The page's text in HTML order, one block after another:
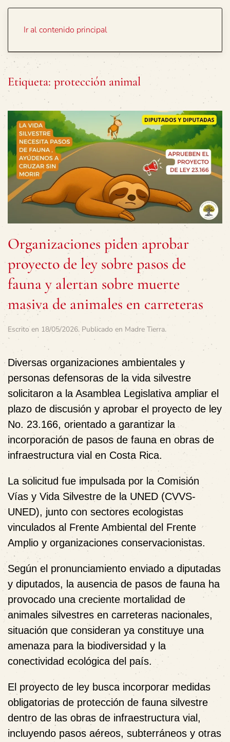
Ir al contenido principal
Etiqueta: protección animal
Organizaciones piden aprobar
proyecto de ley sobre pasos de
fauna y alertan sobre muerte
masiva de animales en carreteras
Escrito en 18/05/2026. Publicado en Madre Tierra.
Diversas organizaciones ambientales y
personas defensoras de la vida silvestre
solicitaron a la Asamblea Legislativa ampliar el
plazo de discusión y aprobar el proyecto de ley
No. 23.166, orientado a garantizar la
incorporación de pasos de fauna en obras de
infraestructura vial en Costa Rica.
La solicitud fue impulsada por la Comisión
Vías y Vida Silvestre de la UNED (CVVS-
UNED), junto con sectores ecologistas
vinculados al Frente Ambiental del Frente
Amplio y organizaciones conservacionistas.
Según el pronunciamiento enviado a diputadas
y diputados, la ausencia de pasos de fauna ha
provocado una creciente mortalidad de
animales silvestres en carreteras nacionales,
situación que consideran ya constituye una
amenaza para la biodiversidad y la
conectividad ecológica del país.
El proyecto de ley busca incorporar medidas
obligatorias de protección de fauna silvestre
dentro de las obras de infraestructura vial,
incluyendo pasos aéreos, subterráneos y otras